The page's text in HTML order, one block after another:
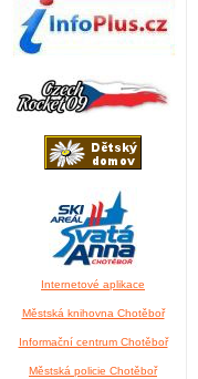
Internetové aplikace
Městská knihovna Chotěboř
Informační centrum Chotěboř
Městská policie Chotěboř